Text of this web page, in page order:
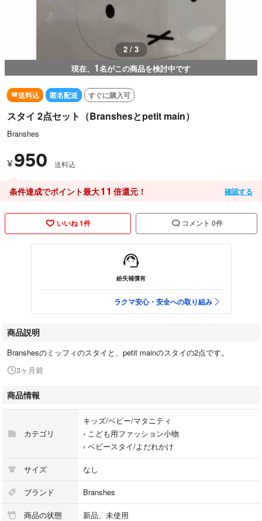
2 / 3
現在、 1名がこの商品を検討中です
送料込 匿名配送 すぐに購入可
スタイ 2点セット（Branshesとpetit main）
Branshes
¥ 950 送料込
条件達成でポイント最大11 倍還元！ 確認する
いいね 1件 コメント 0件
紛失補償有
ラクマ安心・安全への取り組み
商品説明
Branshesのミッフィのスタイと、petit mainのスタイの2点です。
3ヶ月前
商品情報
カテゴリ
キッズ/ベビー/マタニティ
› こども用ファッション小物
› ベビースタイ/よだれかけ
サイズ なし
ブランド Branshes
商品の状態 新品、未使用